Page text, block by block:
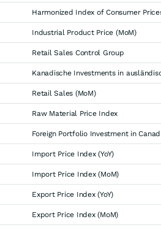
Harmonized Index of Consumer
Industrial Product Price (MoM)
Retail Sales Control Group
Kanadische Investments in
Retail Sales (MoM)
Raw Material Price Index
Foreign Portfolio Investment in
Import Price Index (YoY)
Import Price Index (MoM)
Export Price Index (YoY)
Export Price Index (MoM)